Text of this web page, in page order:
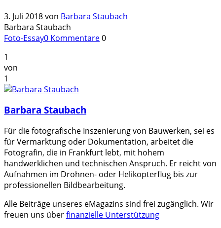
3. Juli 2018von Barbara Staubach
Barbara Staubach
Foto-Essay0 Kommentare0
1
von
1
Barbara Staubach
Für die fotografische Inszenierung von Bauwerken, sei es
für Vermarktung oder Dokumentation, arbeitet die
Fotografin, die in Frankfurt lebt, mit hohem
handwerklichen und technischen Anspruch. Er reicht von
Aufnahmen im Drohnen- oder Helikopterflug bis zur
professionellen Bildbearbeitung.
Alle Beiträge unseres eMagazins sind frei zugänglich. Wir
freuen uns überfinanzielle Unterstützung